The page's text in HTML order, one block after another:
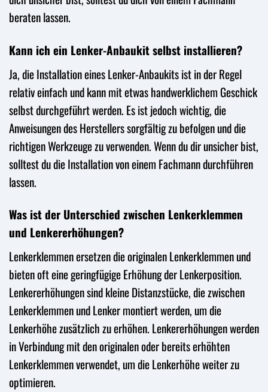
beraten lassen.
Kann ich ein Lenker-Anbaukit selbst installieren?
Ja, die Installation eines Lenker-Anbaukits ist in der Regel
relativ einfach und kann mit etwas handwerklichem Geschick
selbst durchgeführt werden. Es ist jedoch wichtig, die
Anweisungen des Herstellers sorgfältig zu befolgen und die
richtigen Werkzeuge zu verwenden. Wenn du dir unsicher bist,
solltest du die Installation von einem Fachmann durchführen
lassen.
Was ist der Unterschied zwischen Lenkerklemmen
und Lenkererhöhungen?
Lenkerklemmen ersetzen die originalen Lenkerklemmen und
bieten oft eine geringfügige Erhöhung der Lenkerposition.
Lenkererhöhungen sind kleine Distanzstücke, die zwischen
Lenkerklemmen und Lenker montiert werden, um die
Lenkerhöhe zusätzlich zu erhöhen. Lenkererhöhungen werden
in Verbindung mit den originalen oder bereits erhöhten
Lenkerklemmen verwendet, um die Lenkerhöhe weiter zu
optimieren.